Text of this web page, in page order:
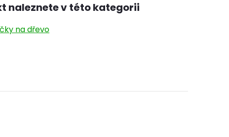
naleznete v této kategorii
na dřevo